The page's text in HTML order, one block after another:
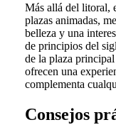
Más allá del litoral,
plazas animadas,
belleza y una
de principios del
de la plaza
ofrecen una
complementa
Consejos